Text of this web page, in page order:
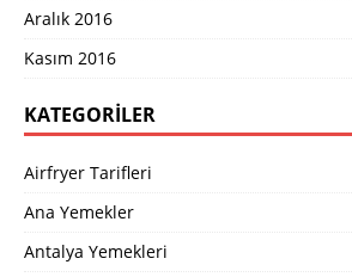
Aralık 2016
Kasım 2016
KATEGORILER
Airfryer Tarifleri
Ana Yemekler
Antalya Yemekleri